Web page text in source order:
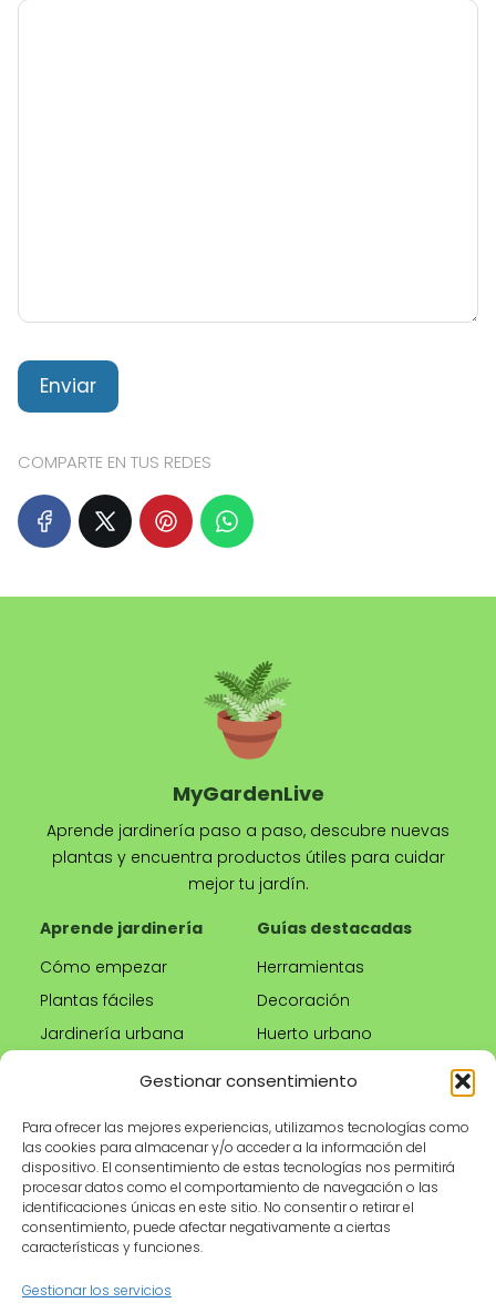
Gestionar consentimiento
Para ofrecer las mejores experiencias, utilizamos tecnologías como
las cookies para almacenar y/o acceder a la información del
dispositivo. El consentimiento de estas tecnologías nos permitirá
procesar datos como el comportamiento de navegación o las
identificaciones únicas en este sitio. No consentir o retirar el
consentimiento, puede afectar negativamente a ciertas
características y funciones.
Gestionar los servicios
COMPARTE EN TUS REDES
MyGardenLive
Aprende jardinería paso a paso, descubre nuevas
plantas y encuentra productos útiles para cuidar
mejor tu jardín.
Aprende jardinería
Cómo empezar
Plantas fáciles
Jardinería urbana
Guías destacadas
Herramientas
Decoración
Huerto urbano
Tienda
Productos
recomendados
Herramientas de
Información legal
Aviso legal
Política de privacidad